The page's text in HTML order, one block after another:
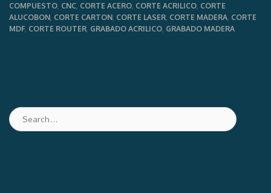
COMPUESTO CNC CORTE ACERO CORTE ACRILICO CORTE
ALUCOBON CORTE CARTON CORTE LASER CORTE MADERA CORTE
MDF CORTE ROUTER GRABADO ACRILICO GRABADO MADERA